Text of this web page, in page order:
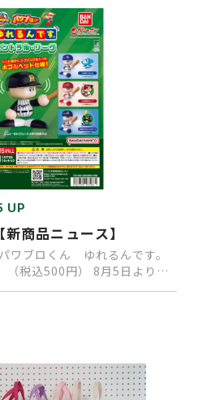
UP
商品ニュース】
ブロくん ゆれるんです。
（税込500円） 8月5日より順